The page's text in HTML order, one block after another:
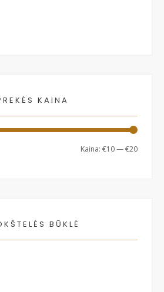
KAINA
Min
Maks
Kaina: €10—€20
BŪKLĖ